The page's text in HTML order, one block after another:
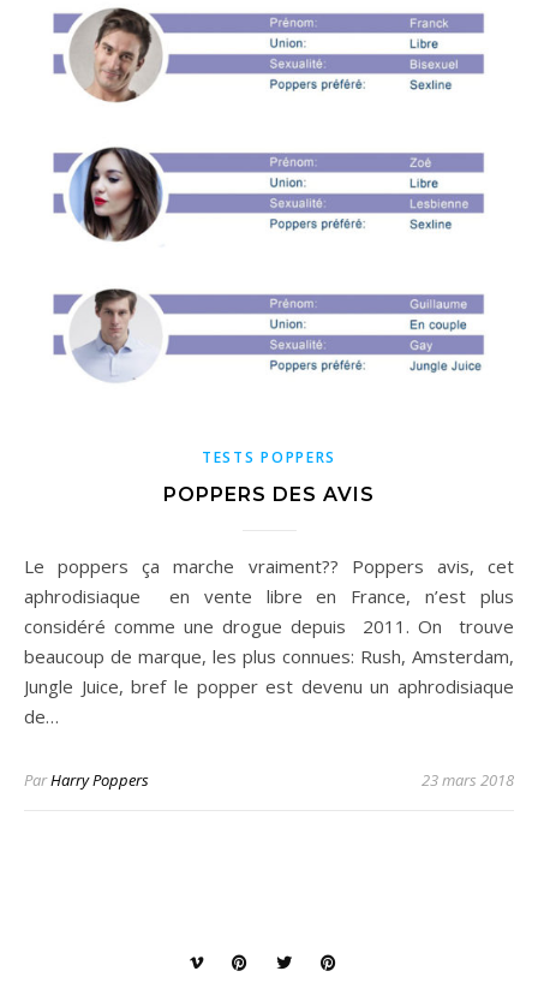
TESTS POPPERS
POPPERS DES AVIS
Le poppers ça marche vraiment?? Poppers avis, cet
aphrodisiaque en vente libre en France, n’est plus
considéré comme une drogue depuis 2011. On trouve
beaucoup de marque, les plus connues: Rush, Amsterdam,
Jungle Juice, bref le popper est devenu un aphrodisiaque
de…
ParHarry Poppers 23 mars 2018